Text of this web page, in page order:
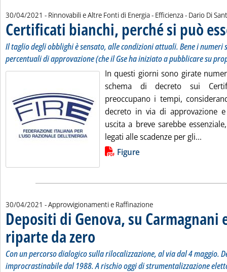
30/04/2021 - Rinnovabili e Altre Fonti di Energia - Efficienza - di:
Dario Di
Certificati bianchi, perché si può
Il taglio degli obblighi è sensato, alle condizioni attuali. Bene i numeri
percentuali di approvazione (che il Gse ha iniziato a pubblicare su
In questi giorni sono girate
schema di decreto sui
preoccupano i tempi,
decreto in via di approvazione
uscita a breve sarebbe
legati alle scadenze per gli...
Lista allegati PDF alla notizia
Figure
30/04/2021 - Approvvigionamenti e Raffinazione
Depositi di Genova, su Carmagnani
riparte da zero . Sottotitolo: Con un percorso dialogico sulla
. Pubblicata venerdì 30 aprile 2021 alle 11.33.
Con un percorso dialogico sulla rilocalizzazione, al via dal 4 maggio.
improcrastinabile dal 1988. A rischio oggi di strumentalizzazione